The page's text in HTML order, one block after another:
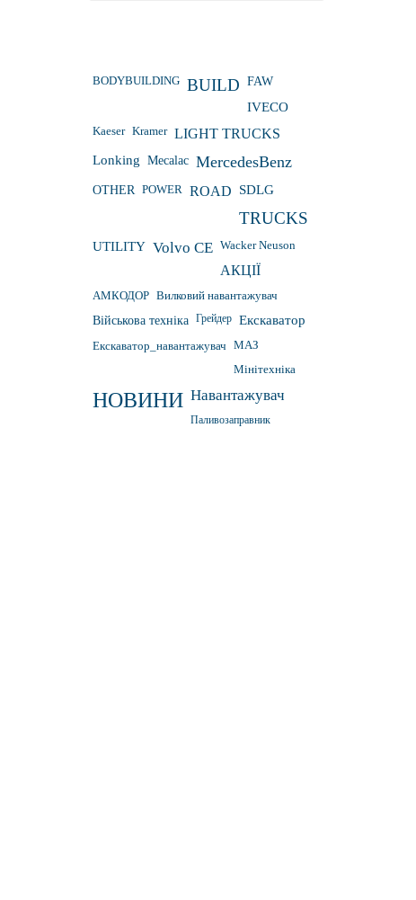
BODYBUILDING BUILD FAW
IVECO
Kaeser Kramer LIGHT TRUCKS
Lonking Mecalac MercedesBenz
OTHER POWER ROAD SDLG
TRUCKS
UTILITY Volvo CE Wacker Neuson
АКЦІЇ
АМКОДОР Вилковий навантажувач
Військова техніка Грейдер Екскаватор
Екскаватор_навантажувач МАЗ
Мінітехніка
НОВИНИ Навантажувач
Паливозаправник